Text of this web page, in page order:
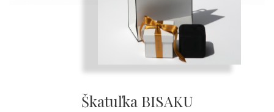
Škatuľka BISAKU